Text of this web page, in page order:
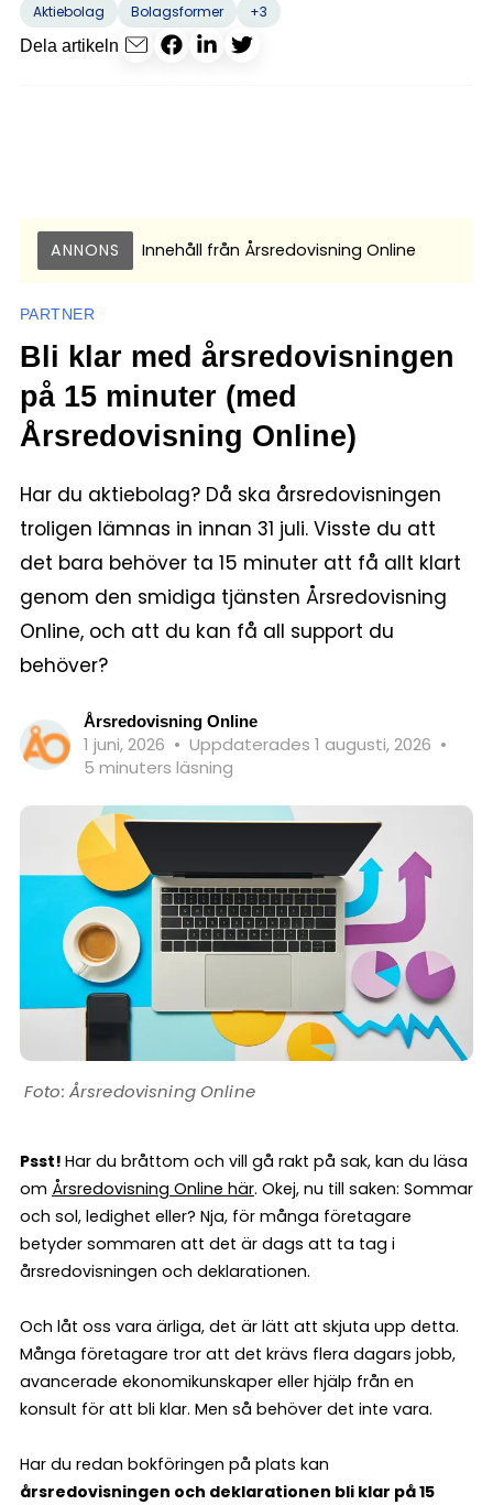
Aktiebolag Bolagsformer
+3
Dela artikeln
ANNONS Innehåll från Årsredovisning Online
PARTNER
Bli klar med årsredovisningen
på 15 minuter (med
Årsredovisning Online)
Har du aktiebolag? Då ska årsredovisningen
troligen lämnas in innan 31 juli. Visste du att
det bara behöver ta 15 minuter att få allt klart
genom den smidiga tjänsten Årsredovisning
Online, och att du kan få all support du
behöver?
Årsredovisning Online
1 juni, 2026 • Uppdaterades 1 augusti, 2026 •
5 minuters läsning
Årsredovisning Online
Psst! Har du bråttom och vill gå rakt på sak, kan du läsa
om Årsredovisning Online här. Okej, nu till saken: Sommar
och sol, ledighet eller? Nja, för många företagare
betyder sommaren att det är dags att ta tag i
årsredovisningen och deklarationen.
Och låt oss vara ärliga, det är lätt att skjuta upp detta.
Många företagare tror att det krävs flera dagars jobb,
avancerade ekonomikunskaper eller hjälp från en
konsult för att bli klar. Men så behöver det inte vara.
Har du redan bokföringen på plats kan
årsredovisningen och deklarationen bli klar på 15